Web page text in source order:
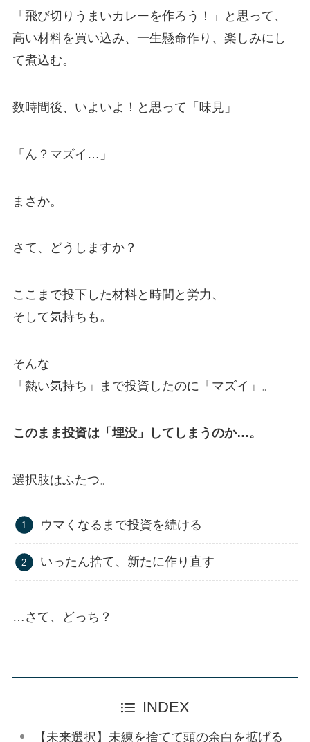
「飛び切りうまいカレーを作ろう！」と思って、
高い材料を買い込み、一生懸命作り、楽しみにし
て煮込む。
数時間後、いよいよ！と思って「味見」
「ん？マズイ…」
まさか。
さて、どうしますか？
ここまで投下した材料と時間と労力、
そして気持ちも。
そんな
「熱い気持ち」まで投資したのに「マズイ」。
このまま投資は「埋没」してしまうのか…。
選択肢はふたつ。
ウマくなるまで投資を続ける
いったん捨て、新たに作り直す
…さて、どっち？
INDEX
【未来選択】未練を捨てて頭の余白を拡げる